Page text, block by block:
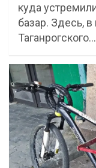
куда
базар. Здесь,
Таганрогского…